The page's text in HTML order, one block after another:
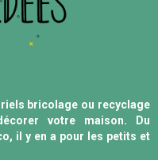
bricolage ou recyclage
votre maison. Du
il y en a pour les petits et